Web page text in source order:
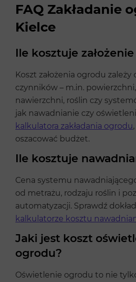
FAQ Zakładanie
Kielce
Ile kosztuje
Koszt założenia ogrodu zależy
czynników – m.in.
nawierzchni, roślin czy
jak nawadnianie czy
kalkulatora zakładania ogrodu
oszacować budżet.
Ile kosztuje
Cena systemu
od metrażu, rodzaju roślin i
automatyzacji. Sprawdź
kalkulatorze kosztu
Jaki jest koszt
ogrodu?
Oświetlenie ogrodu to nie